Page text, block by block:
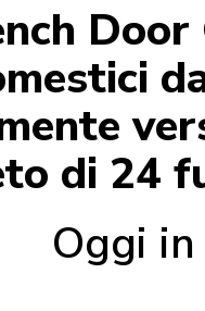
di 24
Oggi